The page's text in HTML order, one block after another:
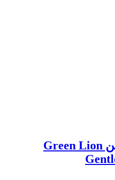
ماشین اصلاح گرین لاین Green Lion